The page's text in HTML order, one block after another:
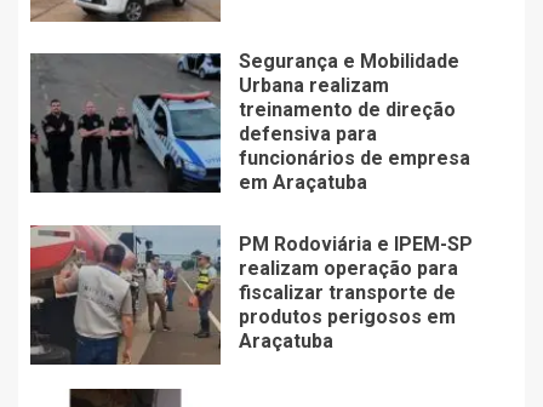
Segurança e Mobilidade
Urbana realizam
treinamento de direção
defensiva para
funcionários de empresa
em Araçatuba
PM Rodoviária e IPEM-SP
realizam operação para
fiscalizar transporte de
produtos perigosos em
Araçatuba